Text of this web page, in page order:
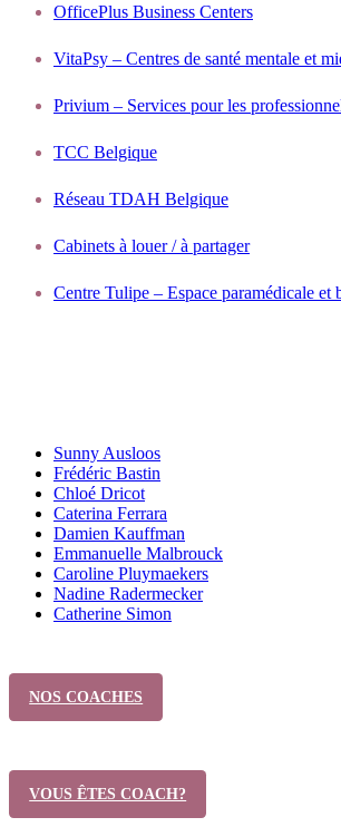
OfficePlus Business Centers
VitaPsy – Centres de santé mentale et
Privium – Services pour les
TCC Belgique
Réseau TDAH Belgique
Cabinets à louer / à partager
Centre Tulipe – Espace paramédicale et
Sunny Ausloos
Frédéric Bastin
Chloé Dricot
Caterina Ferrara
Damien Kauffman
Emmanuelle Malbrouck
Caroline Pluymaekers
Nadine Radermecker
Catherine Simon
NOS COACHES
VOUS ÊTES COACH?